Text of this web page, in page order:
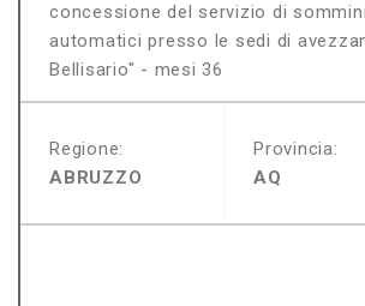
concessione del servizio di
automatici presso le sedi di
Bellisario" - mesi 36
Regione:
ABRUZZO
Provincia:
AQ